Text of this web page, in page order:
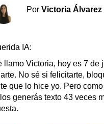
Por Victoria
IA:
llamo Victoria, hoy es 7
No sé si felicitarte,
que lo hice yo. Pero
generás texto 43 veces